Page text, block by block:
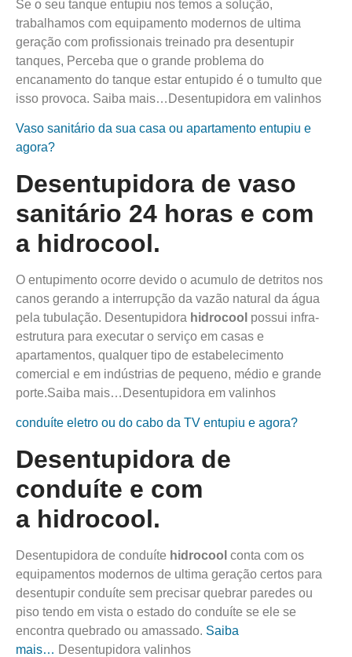
Se o seu tanque entupiu nos temos a solução,
trabalhamos com equipamento modernos de ultima
geração com profissionais treinado pra desentupir
tanques, Perceba que o grande problema do
encanamento do tanque estar entupido é o tumulto que
isso provoca. Saiba mais…Desentupidora em valinhos
Vaso sanitário da sua casa ou apartamento entupiu e
agora?
Desentupidora de vaso
sanitário 24 horas e com
a hidrocool.
O entupimento ocorre devido o acumulo de detritos nos
canos gerando a interrupção da vazão natural da água
pela tubulação. Desentupidora hidrocool possui infra-
estrutura para executar o serviço em casas e
apartamentos, qualquer tipo de estabelecimento
comercial e em indústrias de pequeno, médio e grande
porte.Saiba mais…Desentupidora em valinhos
conduíte eletro ou do cabo da TV entupiu e agora?
Desentupidora de
conduíte e com
a hidrocool.
Desentupidora de conduíte hidrocool conta com os
equipamentos modernos de ultima geração certos para
desentupir conduíte sem precisar quebrar paredes ou
piso tendo em vista o estado do conduíte se ele se
encontra quebrado ou amassado. Saiba
mais… Desentupidora valinhos